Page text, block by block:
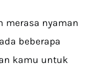
merasa nyaman
beberapa
kamu untuk